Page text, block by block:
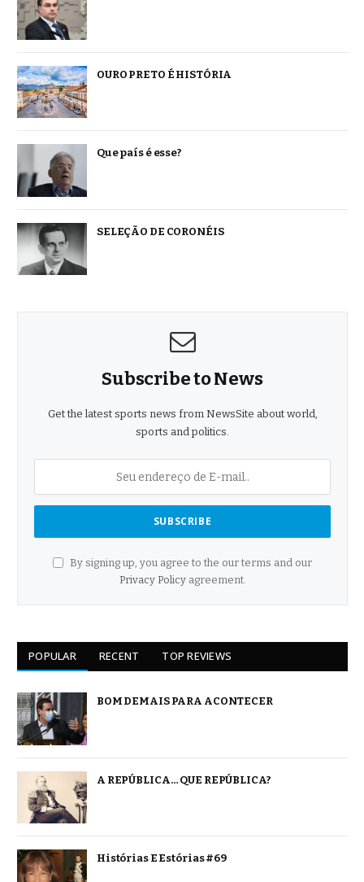
OURO PRETO É HISTÓRIA
Que país é esse?
SELEÇÃO DE CORONÉIS
Subscribe to News
Get the latest sports news from NewsSite about world,
sports and politics.
By signing up, you agree to the our terms and our
Privacy Policyagreement.
POPULAR RECENT TOP REVIEWS
BOM DEMAIS PARA ACONTECER
A REPÚBLICA… QUE REPÚBLICA?
Histórias E Estórias #69